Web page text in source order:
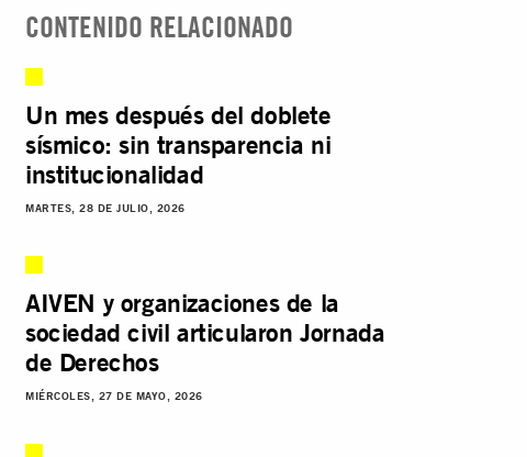
CONTENIDO RELACIONADO
Un mes después del doblete
sísmico: sin transparencia ni
institucionalidad
MARTES, 28 DE JULIO, 2026
AIVEN y organizaciones de la
sociedad civil articularon Jornada
de Derechos
MIÉRCOLES, 27 DE MAYO, 2026